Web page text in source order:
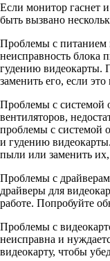
Если монитор гаснет
быть вызвано
Проблемы с питанием
неисправность блока
гудению видеокарты.
заменить его, если
Проблемы с системой
вентиляторов,
проблемы с системой
и гудению
пыли или заменить
Проблемы с
драйверы для
работе. Попробуйте
Проблемы с
неисправна и
видеокарту, чтобы